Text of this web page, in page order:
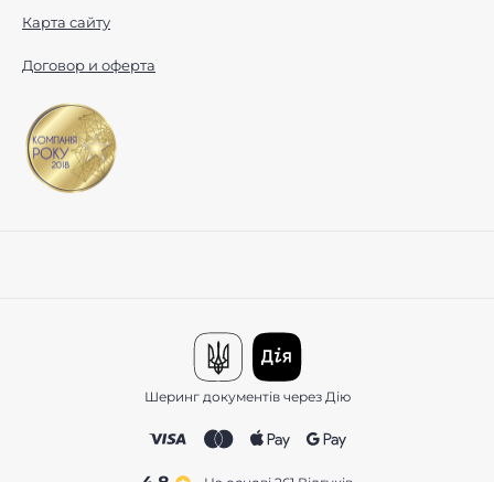
Карта сайту
Договор и оферта
Шеринг документів через Дію